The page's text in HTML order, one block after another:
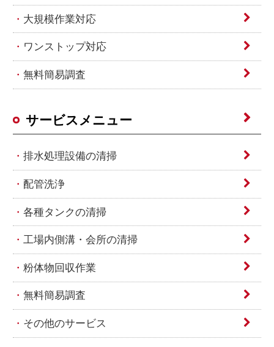
大規模作業対応
ワンストップ対応
無料簡易調査
サービスメニュー
排水処理設備の清掃
配管洗浄
各種タンクの清掃
工場内側溝・会所の清掃
粉体物回収作業
無料簡易調査
その他のサービス